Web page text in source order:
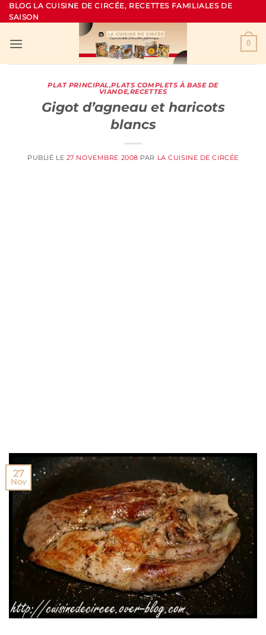
Passer
au
BLOG LA CUISINE DE CIRCÉE, RECETTES FAMILIALES DE
SAISON
0
PLAT PRINCIPAL,PLATS COMPLETS À BASE DE
VIANDE,RECETTES
Gigot d’agneau et haricots
blancs
PUBLIÉ LE 27 NOVEMBRE 2008 PAR LA CUISINE DE CIRCÉE
27
Nov